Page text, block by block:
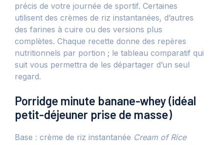
précis de votre journée de sportif. Certaines
utilisent des crèmes de riz instantanées, d’autres
des farines à cuire ou des versions plus
complètes. Chaque recette donne des repères
nutritionnels par portion ; le tableau comparatif qui
suit vous permettra de les départager d’un seul
regard.
Porridge minute banane-whey (idéal
petit-déjeuner prise de masse)
Base : crème de riz instantanée Cream of Rice